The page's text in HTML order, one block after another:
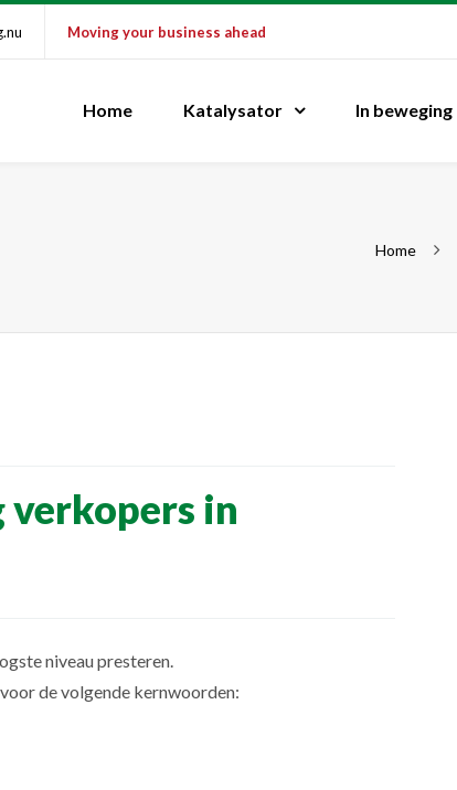
Moving your business ahead
Home Katalysator In beweging
Home
in
niveau presteren.
de volgende kernwoorden: